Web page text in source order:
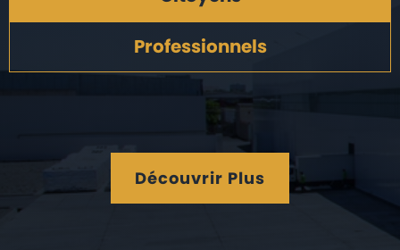
Professionnels
Découvrir Plus